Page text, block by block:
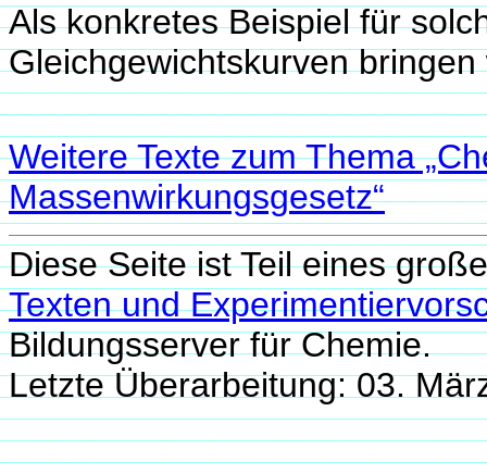
Als konkretes Beispiel für
Gleichgewichtskurven
Weitere Texte zum Thema
Massenwirkungsgesetz“
Diese Seite ist Teil eines
Texten und
Bildungsserver für Chemie.
Letzte Überarbeitung: 03.